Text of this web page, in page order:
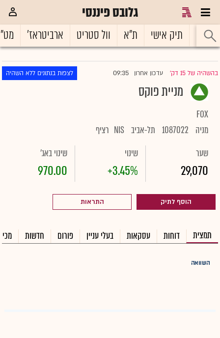
גלובס פיננסי
ראשי תיק אישי ת"א וול סטריט ארביטראז'
בהשהיה של 15 דק' |עדכון אחרון 09:35 לצפות בנתונים ללא השהיה
מניית פוקס
FOX
מניה 1087022 תל-אביב NIS רציף
שער
29,070
שינוי
+3.45%
שינוי באג'
970.00
הוסף לתיק התראות
תמצית דוחות עסקאות בעלי עניין פורום חדשות
השוואה